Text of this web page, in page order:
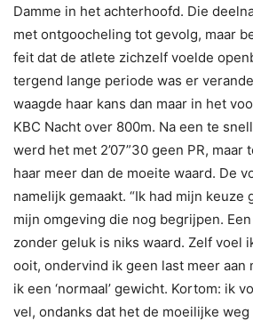
Damme in het achterhoofd. Die
met ontgoocheling tot gevolg, maar
feit dat de atlete zichzelf voelde
tergend lange periode was er
waagde haar kans dan maar in het
KBC Nacht over 800m. Na een te
werd het met 2’07”30 geen PR, maar
haar meer dan de moeite waard. De
namelijk gemaakt. “Ik had mijn keuze
mijn omgeving die nog begrijpen.
zonder geluk is niks waard. Zelf voel
ooit, ondervind ik geen last meer aan
ik een ‘normaal’ gewicht. Kortom: ik
vel, ondanks dat het de moeilijke